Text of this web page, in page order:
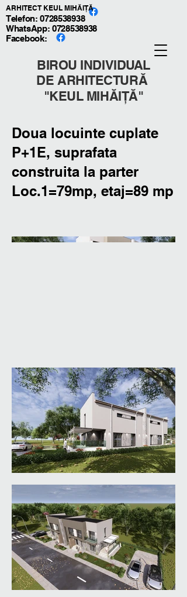
BIROU INDIVIDUAL
DE ARHITECTURĂ
"KEUL MIHĂIȚĂ"
Telefon: 0728538938
WhatsApp: 0728538938
Facebook:
ARHITECT KEUL MIHĂIȚĂ
Doua locuinte cuplate
P+1E, suprafata
construita la parter
Loc.1=79mp, etaj=89 mp